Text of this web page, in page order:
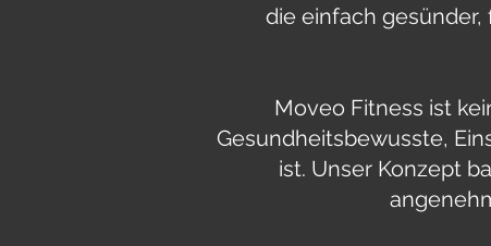
die einfach
Moveo Fitness ist
Gesundheitsbewusste,
ist. Unser Konzept